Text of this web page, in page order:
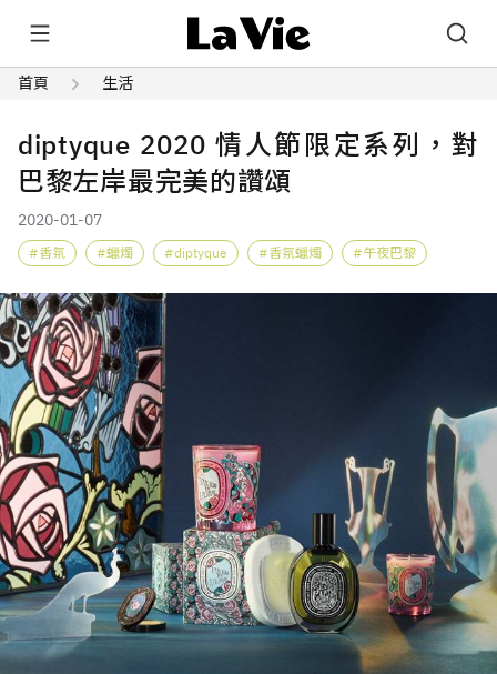
首頁 生活
diptyque 2020 情人節限定系列，對
巴黎左岸最完美的讚頌
2020-01-07
香氛 蠟燭 diptyque 香氛蠟燭 午夜巴黎